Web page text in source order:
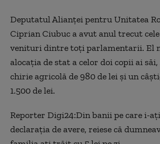
Deputatul Alianței pentru Unitatea
Ciprian Ciubuc a avut anul trecut
venituri dintre toți parlamentarii. El
alocația de stat a celor doi copii ai săi,
chirie agricolă de 980 de lei și un
1.500 de lei.
Reporter Digi24:Din banii pe care i-
declarația de avere, reiese că